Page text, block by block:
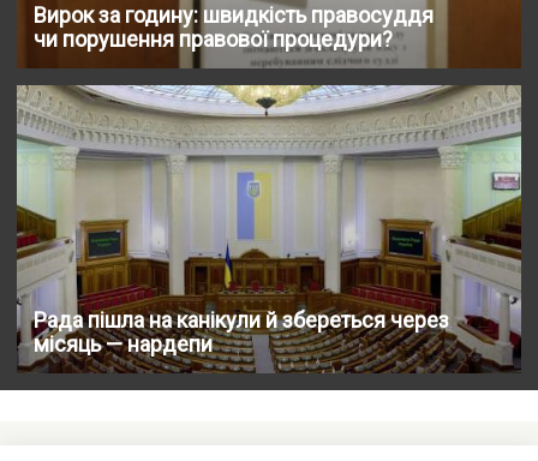
Вирок за годину: швидкість правосуддя
чи порушення правової процедури?
Рада пішла на канікули й збереться через
місяць — нардепи